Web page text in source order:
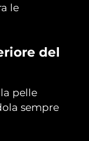
le
del
pelle
sempre